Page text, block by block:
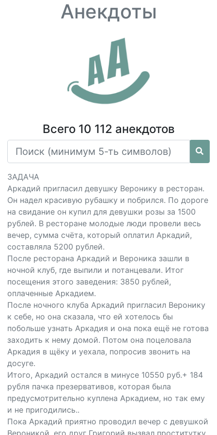
Анекдоты
Всего 10 112 анекдотов
ЗАДАЧА
Аркадий пригласил девушку Веронику в ресторан.
Он надел красивую рубашку и побрился. По дороге
на свидание он купил для девушки розы за 1500
рублей. В ресторане молодые люди провели весь
вечер, сумма счёта, который оплатил Аркадий,
составляла 5200 рублей.
После ресторана Аркадий и Вероника зашли в
ночной клуб, где выпили и потанцевали. Итог
посещения этого заведения: 3850 рублей,
оплаченные Аркадием.
После ночного клуба Аркадий пригласил Веронику
к себе, но она сказала, что ей хотелось бы
побольше узнать Аркадия и она пока ещё не готова
заходить к нему домой. Потом она поцеловала
Аркадия в щёку и уехала, попросив звонить на
досуге.
Итого, Аркадий остался в минусе 10550 руб.+ 184
рубля пачка презервативов, которая была
предусмотрительно куплена Аркадием, но так ему
и не пригодились..
Пока Аркадий приятно проводил вечер с девушкой
Вероникой, его друг Григорий вызвал проститутку